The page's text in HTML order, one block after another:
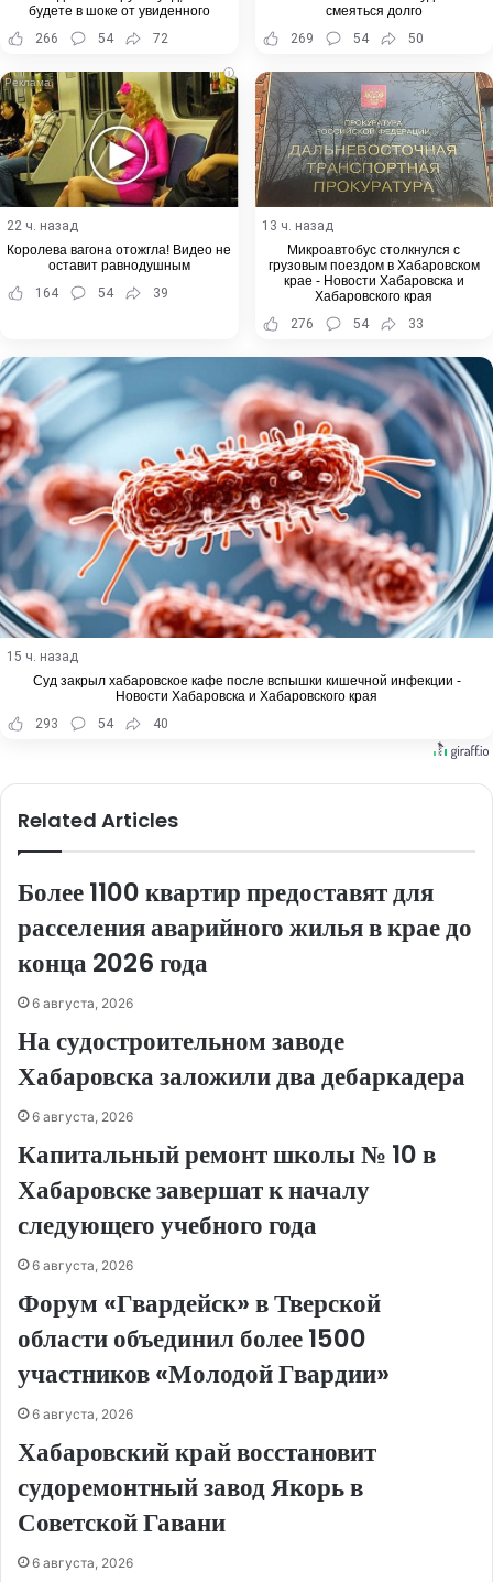
будете в шоке от увиденного
266
54 72
смеяться долго
269
54 50
i
22 ч. назад
Королева вагона отожгла! Видео не
оставит равнодушным
164
54 39
13 ч. назад
Микроавтобус столкнулся с
грузовым поездом в Хабаровском
крае - Новости Хабаровска и
Хабаровского края
276
54 33
15 ч. назад
Суд закрыл хабаровское кафе после вспышки кишечной инфекции -
Новости Хабаровска и Хабаровского края
293
54 40
Related Articles
Более 1100 квартир предоставят для
расселения аварийного жилья в крае до
конца 2026 года
6 августа, 2026
На судостроительном заводе
Хабаровска заложили два дебаркадера
6 августа, 2026
Капитальный ремонт школы № 10 в
Хабаровске завершат к началу
следующего учебного года
6 августа, 2026
Форум «Гвардейск» в Тверской
области объединил более 1500
участников «Молодой Гвардии»
6 августа, 2026
Хабаровский край восстановит
судоремонтный завод Якорь в
Советской Гавани
6 августа, 2026